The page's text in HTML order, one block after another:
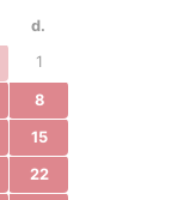
d.
1
8
15
22